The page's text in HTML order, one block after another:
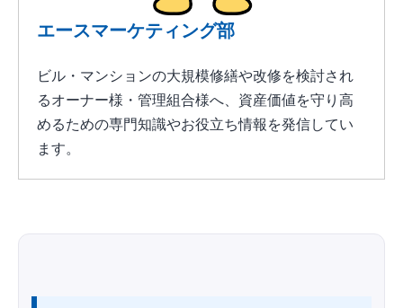
エースマーケティング部
ビル・マンションの大規模修繕や改修を検討され
るオーナー様・管理組合様へ、資産価値を守り高
めるための専門知識やお役立ち情報を発信してい
ます。